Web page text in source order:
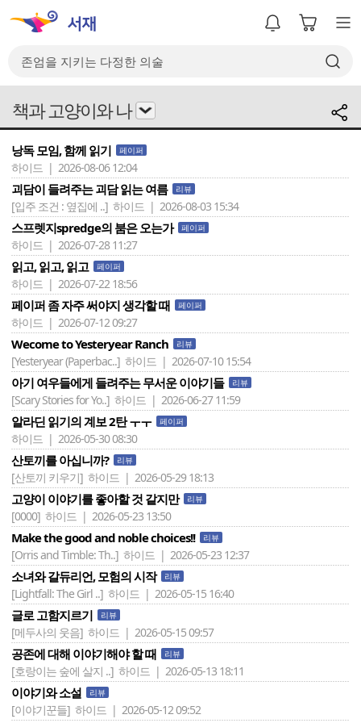
책과 고양이와 나
낭독 모임, 함께 읽기 페이퍼
하이드 | 2026-08-06 12:04
괴담이 들려주는 괴담 읽는 여름 리뷰
[입주 조건 : 옆집에 ..] 하이드 | 2026-08-03 15:34
스프렛지spredge의 붐은 오는가 페이퍼
하이드 | 2026-07-28 11:27
읽고, 읽고, 읽고 페이퍼
하이드 | 2026-07-22 18:56
페이퍼 좀 자주 써야지 생각할 때 페이퍼
하이드 | 2026-07-12 09:27
Wecome to Yesteryear Ranch 리뷰
[Yesteryear (Paperbac..] 하이드 | 2026-07-10 15:54
아기 여우들에게 들려주는 무서운 이야기들 리뷰
[Scary Stories for Yo..] 하이드 | 2026-06-27 11:59
알라딘 읽기의 계보 2탄 ㅜㅜ 페이퍼
하이드 | 2026-05-30 08:30
산토끼를 아십니까? 리뷰
[산토끼 키우기] 하이드 | 2026-05-29 18:13
고양이 이야기를 좋아할 것 같지만 리뷰
[0000] 하이드 | 2026-05-23 13:50
Make the good and noble choices!! 리뷰
[Orris and Timble: Th..] 하이드 | 2026-05-23 12:37
소녀와 갈듀리언, 모험의 시작 리뷰
[Lightfall: The Girl ..] 하이드 | 2026-05-15 16:40
글로 고함지르기 리뷰
[메두사의 웃음] 하이드 | 2026-05-15 09:57
공존에 대해 이야기해야 할 때 리뷰
[호랑이는 숲에 살지 ..] 하이드 | 2026-05-13 18:11
이야기와 소설 리뷰
[이야기꾼들] 하이드 | 2026-05-12 09:52